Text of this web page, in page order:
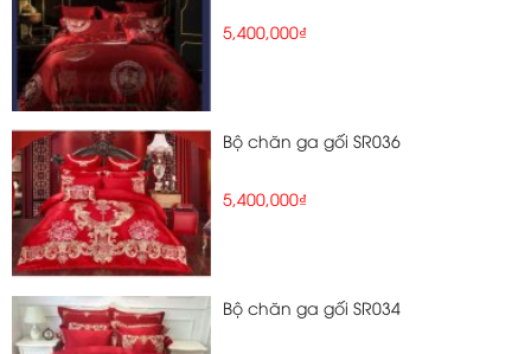
5,400,000₫
Bộ chăn ga gối SR036
5,400,000₫
Bộ chăn ga gối SR034